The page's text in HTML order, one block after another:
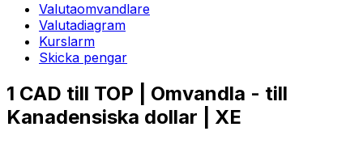
Valutaomvandlare
Valutadiagram
Kurslarm
Skicka pengar
1 CAD till TOP | Omvandla - till
Kanadensiska dollar | XE